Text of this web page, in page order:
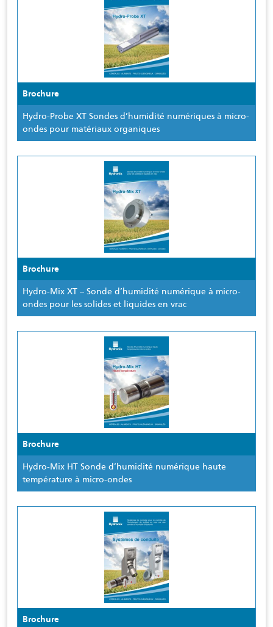
Brochure
Hydro-Probe XT Sondes d’humidité numériques à micro-
ondes pour matériaux organiques
Brochure
Hydro-Mix XT – Sonde d’humidité numérique à micro-
ondes pour les solides et liquides en vrac
Brochure
Hydro-Mix HT Sonde d’humidité numérique haute
température à micro-ondes
Brochure